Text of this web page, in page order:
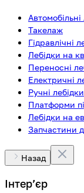
Автомобільні
Такелаж
Гідравлічні
Лебідки на
Переносні
Електричні
Ручні лебідки
Платформи
Лебідки на
Запчастини
Назад
Інтерʼєр